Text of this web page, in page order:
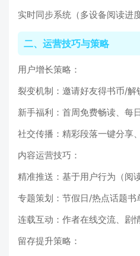
实时同步系统（多设备阅读进
二、运营技巧与策略
用户增长策略：
裂变机制：邀请好友得书币/解
新手福利：首周免费畅读、每
社交传播：精彩段落一键分享
内容运营技巧：
精准推送：基于用户行为（阅
专题策划：节假日/热点话题书
连载互动：作者在线交流、剧
留存提升策略：